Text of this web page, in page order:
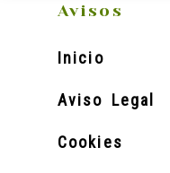
Avisos
Inicio
Aviso Legal
Cookies